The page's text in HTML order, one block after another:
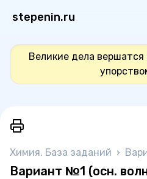
stepenin.ru
Великие дела вершатся
Химия. База заданий ›
Вариант №1 (осн.